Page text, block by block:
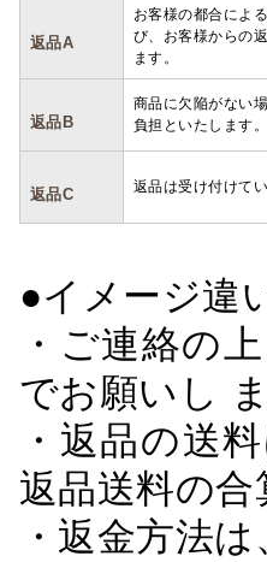
返品A
お客様の都合によ
び、お客様からの
ます。
返品B
商品に欠陥がない
負担といたします。
返品C 返品は受け付けて
●イメージ違
・ご連絡の
でお願いし ま
・返品の送
返品送料の
・返金方法